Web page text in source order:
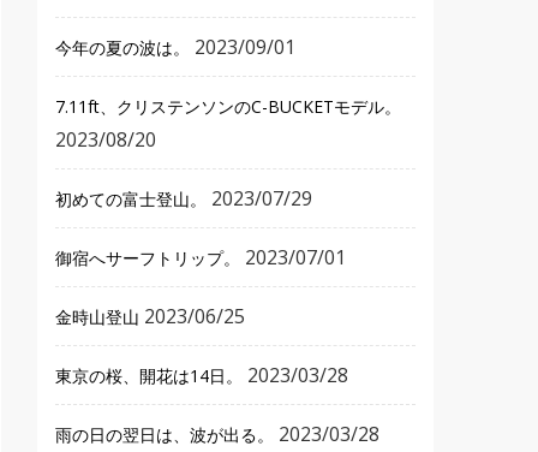
今年の夏の波は。 2023/09/01
7.11ft、クリステンソンのC-BUCKETモデル。
2023/08/20
初めての富士登山。 2023/07/29
御宿へサーフトリップ。 2023/07/01
金時山登山 2023/06/25
東京の桜、開花は14日。 2023/03/28
雨の日の翌日は、波が出る。 2023/03/28